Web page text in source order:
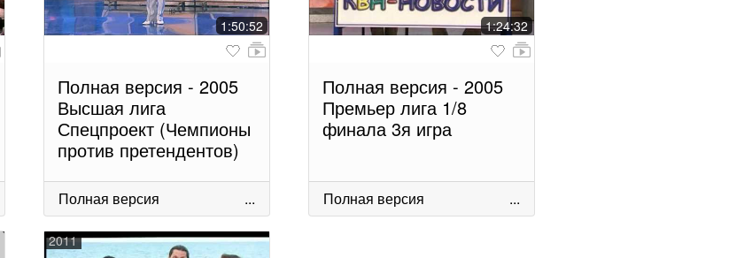
1:50:52
Полная версия - 2005
Высшая лига
Спецпроект (Чемпионы
против претендентов)
Полная версия ...
1:24:32
Полная версия - 2005
Премьер лига 1/8
финала 3я игра
Полная версия ...
2011